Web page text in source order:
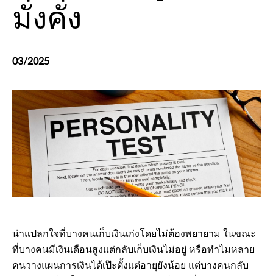
มั่งคั่ง
03/2025
น่าแปลกใจที่บางคนเก็บเงินเก่งโดยไม่ต้องพยายาม ในขณะ
ที่บางคนมีเงินเดือนสูงแต่กลับเก็บเงินไม่อยู่ หรือทำไมหลาย
คนวางแผนการเงินได้เป๊ะตั้งแต่อายุยังน้อย แต่บางคนกลับ